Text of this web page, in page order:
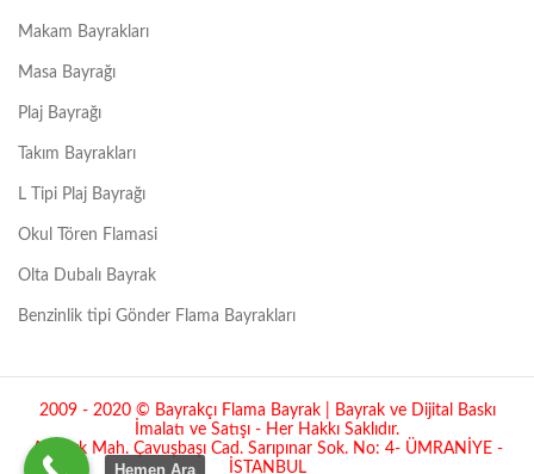
Makam Bayrakları
Masa Bayrağı
Plaj Bayrağı
Takım Bayrakları
L Tipi Plaj Bayrağı
Okul Tören Flamasi
Olta Dubalı Bayrak
Benzinlik tipi Gönder Flama Bayrakları
2009 - 2020 © Bayrakçı Flama Bayrak | Bayrak ve Dijital Baskı
İmalatı ve Satışı - Her Hakkı Saklıdır.
Atatürk Mah. Çavuşbaşı Cad. Sarıpınar Sok. No: 4- ÜMRANİYE -
İSTANBUL
Hemen Ara